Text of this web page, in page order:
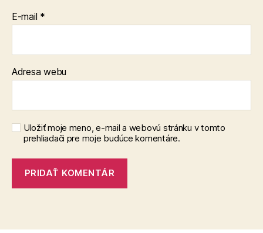
E-mail *
Adresa webu
Uložiť moje meno, e-mail a webovú stránku v tomto
prehliadači pre moje budúce komentáre.